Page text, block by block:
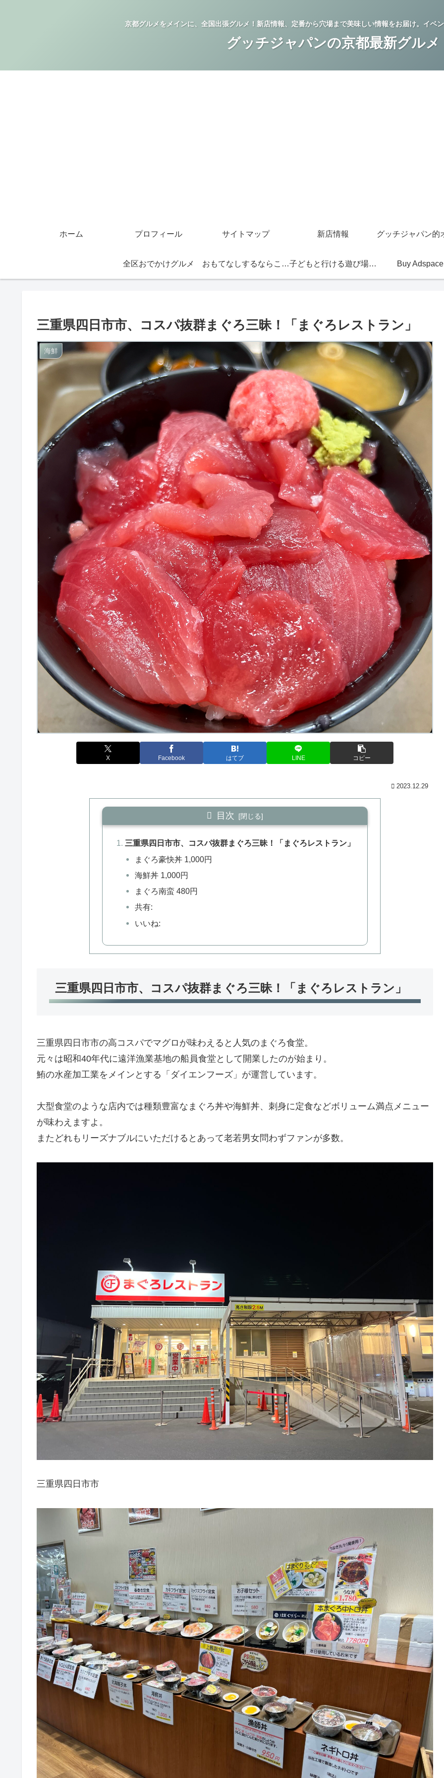
京都グルメをメインに、全国出張グルメ！新店情報、定番から穴場まで美味しい情報をお届け。イベ
グッチジャパンの京都最新グルメ
ホーム プロフィール サイトマップ 新店情報
全区おでかけグルメ おもてなしするならこの店 子どもと行ける遊び場・お店 Buy Adspace
三重県四日市市、コスパ抜群まぐろ三昧！「まぐろレストラン」
海鮮
X Facebook はてブ LINE コピー
2023.12.29
目次
三重県四日市市、コスパ抜群まぐろ三昧！「まぐろレストラン」
まぐろ豪快丼 1,000円
海鮮丼 1,000円
まぐろ南蛮 480円
共有:
いいね:
三重県四日市市、コスパ抜群まぐろ三昧！「まぐろレストラン」
三重県四日市市の高コスパでマグロが味わえると人気のまぐろ食堂。
元々は昭和40年代に遠洋漁業基地の船員食堂として開業したのが始まり。
鮪の水産加工業をメインとする「ダイエンフーズ」が運営しています。
大型食堂のような店内では種類豊富なまぐろ丼や海鮮丼、刺身に定食などボリューム満点メニュー
が味わえますよ。
またどれもリーズナブルにいただけるとあって老若男女問わずファンが多数。
三重県四日市市